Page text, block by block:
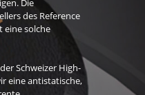
Die
des Reference
eine solche
Schweizer High-
eine antistatische,